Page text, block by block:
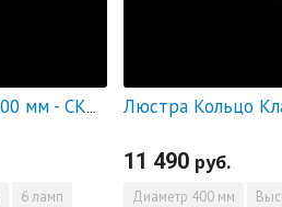
Люстра Кольцо Классика 600 мм - СКИДКА!!!
6 ламп
Люстра Кольцо
11 490 руб.
Диаметр 400 мм